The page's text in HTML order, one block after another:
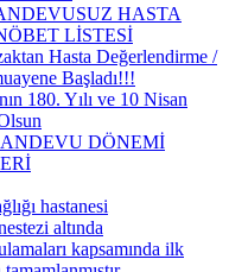
HASTA
LİSTESİ
Hasta Değerlendirme /
Başladı!!!
180. Yılı ve 10 Nisan
DÖNEMİ
hastanesi
altında
kapsamında ilk